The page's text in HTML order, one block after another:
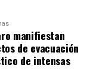
manifiestan
de evacuación
de intensas